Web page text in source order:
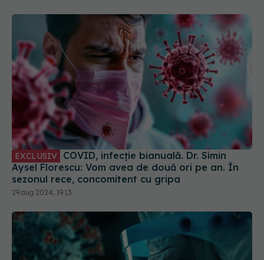
EXCLUSIV
Aysel Florescu: Vom avea de două ori pe an. În
sezonul rece, concomitent cu gripa
29 aug 2024, 19:13